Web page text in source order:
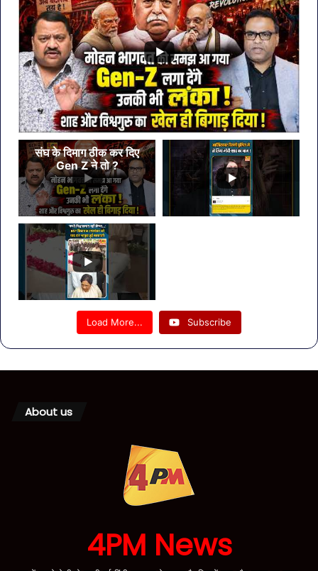
बड़ी
फिल्में
संघ के दिमाग ठीक कर दिए
Gen Z ने तो ?
Load More... Subscribe
About us
4PM News